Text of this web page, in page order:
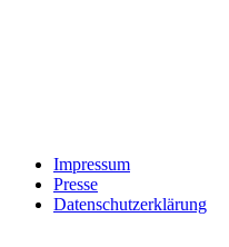
Impressum
Presse
Datenschutzerklärung